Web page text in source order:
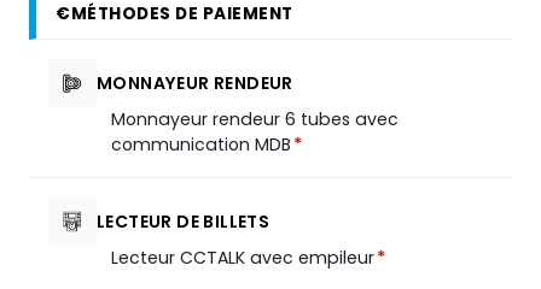
€MÉTHODES DE PAIEMENT
MONNAYEUR RENDEUR
Monnayeur rendeur 6 tubes avec
communication MDB *
LECTEUR DE BILLETS
Lecteur CCTALK avec empileur*